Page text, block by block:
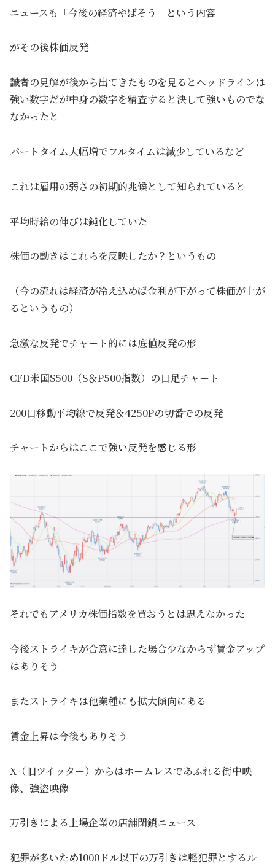
ニュースも「今後の経済やばそう」という内容
がその後株価反発
識者の見解が後から出てきたものを見るとヘッドラインは
強い数字だが中身の数字を精査すると決して強いものでな
なかったと
パートタイム大幅増でフルタイムは減少しているなど
これは雇用の弱さの初期的兆候として知られていると
平均時給の伸びは鈍化していた
株価の動きはこれらを反映したか？というもの
（今の流れは経済が冷え込めば金利が下がって株価が上が
るというもの）
急激な反発でチャート的には底値反発の形
CFD米国S500（S＆P500指数）の日足チャート
200日移動平均線で反発＆4250Pの切番での反発
チャートからはここで強い反発を感じる形
それでもアメリカ株価指数を買おうとは思えなかった
今後ストライキが合意に達した場合少なからず賃金アップ
はありそう
またストライキは他業種にも拡大傾向にある
賃金上昇は今後もありそう
X（旧ツイッター）からはホームレスであふれる街中映
像、強盗映像
万引きによる上場企業の店舗閉鎖ニュース
犯罪が多いため1000ドル以下の万引きは軽犯罪とするル